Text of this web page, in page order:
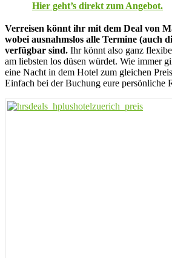
Hier geht’s direkt zum Angebot.
Verreisen könnt ihr mit dem Deal von
wobei ausnahmslos alle Termine (auch
verfügbar sind. Ihr könnt also ganz
am liebsten los düsen würdet. Wie immer
eine Nacht in dem Hotel zum gleichen
Einfach bei der Buchung eure persönliche